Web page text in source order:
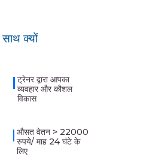
क्यों
ट्रेनर द्वारा आपका
व्यवहार और कौशल
विकास
औसत वेतन > 22000
रुपये/ माह 24 घंटे के
लिए